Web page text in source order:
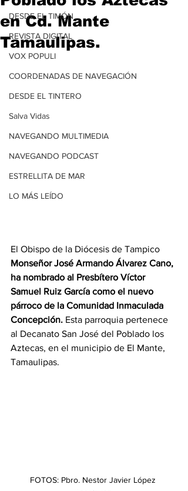
DESDE EL TIMÓN
REVISTA DIGITAL
VOX POPULI
COORDENADAS DE NAVEGACIÓN
DESDE EL TINTERO
Salva Vidas
NAVEGANDO MULTIMEDIA
NAVEGANDO PODCAST
ESTRELLITA DE MAR
LO MÁS LEÍDO
en Cd. Mante
Tamaulipas.
El Obispo de la Diócesis de Tampico
Monseñor José Armando Álvarez Cano,
ha nombrado al Presbítero Víctor
Samuel Ruiz García como el nuevo
párroco de la Comunidad Inmaculada
Concepción. Esta parroquia pertenece
al Decanato San José del Poblado los
Aztecas, en el municipio de El Mante,
Tamaulipas.
FOTOS: Pbro. Nestor Javier López